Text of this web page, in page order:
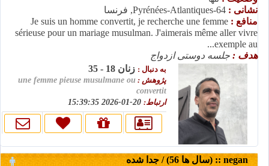
نشانی : Pyrénées-Atlantiques-64, فرنسا
منافع : Je suis un homme convertit, je recherche une femme
sérieuse pour un mariage musulman. J'aimerais même aller vivre
exemple au...
هدف : جلسه دوستی ازدواج
به دنبال : زنان 18 - 35
پژوهش : une femme pieuse musulmane ou
convertit
ارتباط:
negan :: (سال ها 56) / جدا شده